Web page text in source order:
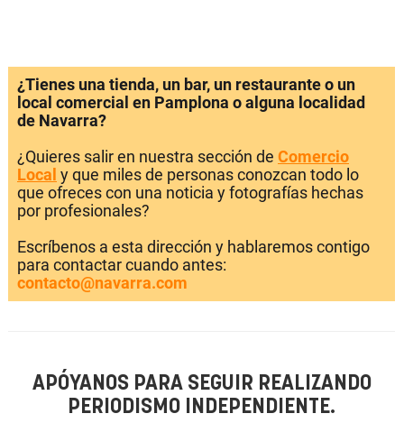
¿Tienes una tienda, un bar, un restaurante o un
local comercial en Pamplona o alguna localidad
de Navarra?
¿Quieres salir en nuestra sección de Comercio
Local y que miles de personas conozcan todo lo
que ofreces con una noticia y fotografías hechas
por profesionales?
Escríbenos a esta dirección y hablaremos contigo
para contactar cuando antes:
contacto@navarra.com
APÓYANOS PARA SEGUIR REALIZANDO
PERIODISMO INDEPENDIENTE.